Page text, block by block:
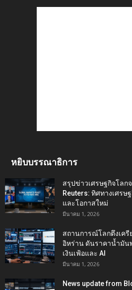
หยิบบรรณาธิการ
สรุปข่าวเศรษฐกิจโลก
Reuters: ทิศทางเศรษ
และโอกาสใหม่
มีนาคม 1, 2026
สถานการณ์โลกตึงเครี
อิหร่าน ดันราคาน้ำมัน
เงินเฟ้อและ AI
มีนาคม 1, 2026
News update from